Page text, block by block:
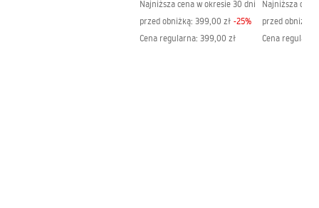
Najniższa cena w okresie 30 dni
przed obniżką: 399,00 zł -25%
Cena regularna: 399,00 zł
Najniższa
przed obniżką:
Cena regularna